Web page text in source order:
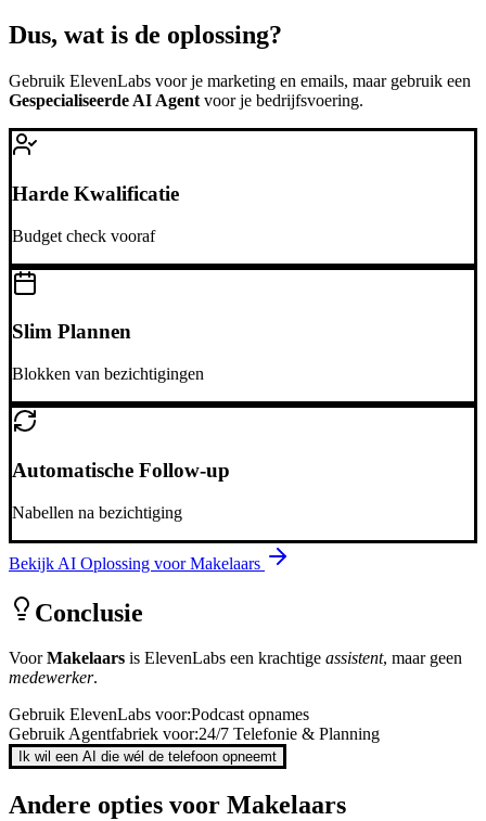
Dus, wat is de oplossing?
Gebruik ElevenLabs voor je marketing en emails, maar gebruik een
Gespecialiseerde AI Agent voor je bedrijfsvoering.
Harde Kwalificatie
Budget check vooraf
Slim Plannen
Blokken van bezichtigingen
Automatische Follow-up
Nabellen na bezichtiging
Bekijk AI Oplossing voorMakelaars
Conclusie
VoorMakelaars is ElevenLabs een krachtige assistent, maar geen
medewerker.
Gebruik ElevenLabs voor:Podcast opnames
Gebruik Agentfabriek voor:24/7 Telefonie & Planning
Ik wil een AI die wél de telefoon opneemt
Andere opties voor Makelaars